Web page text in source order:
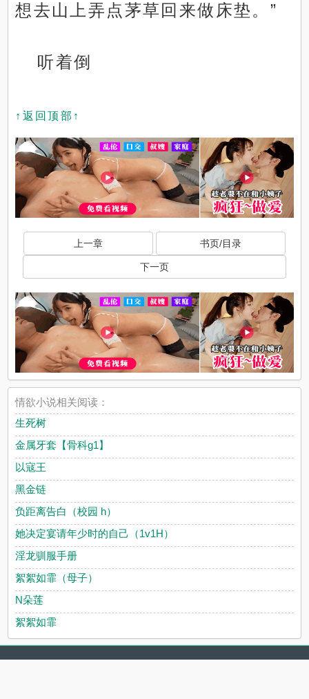
想去山上弄点茅草回来做床垫。”
听着倒
↑返回顶部↑
上一章 书页/目录
下一页
情欲小说相关阅读：
生死树
金属牙套【骨科g1】
以寇王
黑金链
负距离告白（校园 h）
她决定宴请年少时的自己（1v1H）
淫龙驯服手册
絮絮如霏（母子）
N朵莲
絮絮如霏